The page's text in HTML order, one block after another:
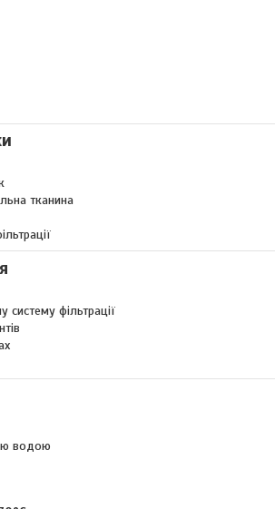
тканина
фільтрації
водою